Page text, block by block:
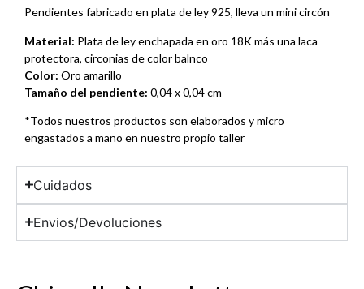
Pendientes fabricado en plata de ley 925, lleva un mini circón
Material: Plata de ley enchapada en oro 18K más una laca
protectora, circonias de color balnco
Color: Oro amarillo
Tamaño del pendiente: 0,04 x 0,04 cm
*Todos nuestros productos son elaborados y micro
engastados a mano en nuestro propio taller
Cuidados
Envios/Devoluciones